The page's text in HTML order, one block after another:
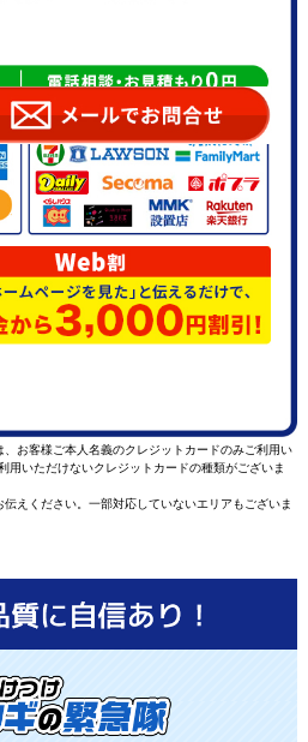
お客様ご本人名義のクレジットカードのみご利用い
いただけないクレジットカードの種類がございま
伝えください。一部対応していないエリアもございま